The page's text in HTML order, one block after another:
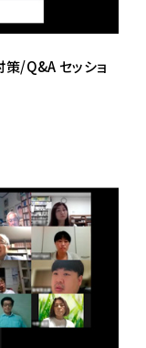
/Q&A セッショ